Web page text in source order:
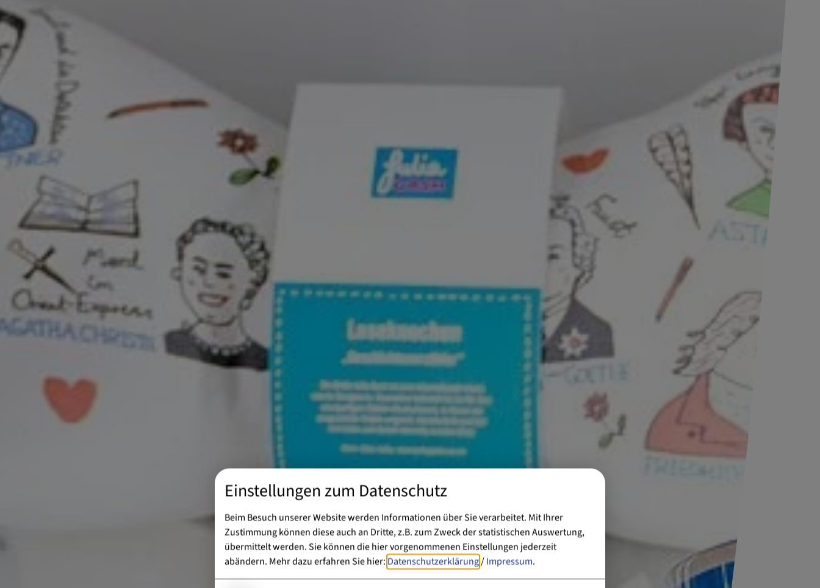
Einstellungen zum Datenschutz
Beim Besuch unserer Website werden Informationen über Sie verarbeitet. Mit Ihrer
Zustimmung können diese auch an Dritte, z.B. zum Zweck der statistischen Auswertung,
übermittelt werden. Sie können die hier vorgenommenen Einstellungen jederzeit
abändern. Mehr dazu erfahren Sie hier: Datenschutzerklärung/Impressum.